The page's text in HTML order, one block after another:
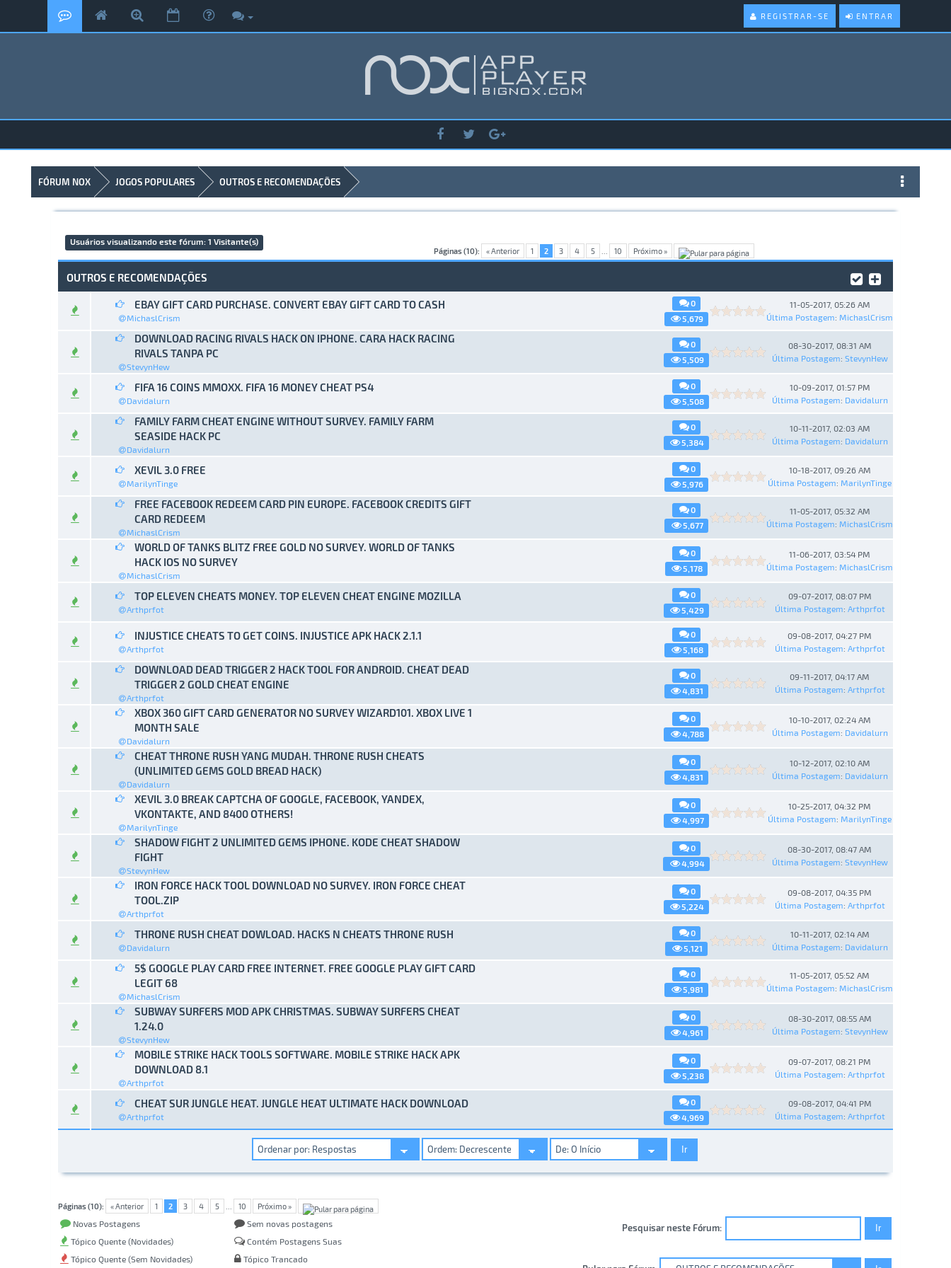
ENTRAR
REGISTRAR-SE
FÓRUM NOX JOGOS POPULARES OUTROS E RECOMENDAÇÕES
Usuários visualizando este fórum: 1 Visitante(s)
Páginas (10): « Anterior 1 2 3 4 5 10 Próximo »
OUTROS E RECOMENDAÇÕES
EBAY GIFT CARD PURCHASE. CONVERT EBAY GIFT CARD TO CASH
MichaslCrism
0
5,679
0 Voto(s) - 0 de 5 em média
1 2 345
11-05-2017, 05:26 AM
Última Postagem: MichaslCrism
DOWNLOAD RACING RIVALS HACK ON IPHONE. CARA HACK RACING
RIVALS TANPA PC
StevynHew
0
5,509
08-30-2017, 08:31 AM
Última Postagem: StevynHew
FIFA 16 COINS MMOXX. FIFA 16 MONEY CHEAT PS4
Davidalurn
0
5,508
0 Voto(s) - 0 de 5 em média
123
10-09-2017, 01:57 PM
Última Postagem: Davidalurn
FAMILY FARM CHEAT ENGINE WITHOUT SURVEY. FAMILY FARM
SEASIDE HACK PC
Davidalurn
0
5,384
10-11-2017, 02:03 AM
Última Postagem: Davidalurn
XEVIL 3.0 FREE
MarilynTinge
0
5,976
10-18-2017, 09:26 AM
Última Postagem: MarilynTinge
FREE FACEBOOK REDEEM CARD PIN EUROPE. FACEBOOK CREDITS GIFT
CARD REDEEM
MichaslCrism
0
5,677
11-05-2017, 05:32 AM
Última Postagem: MichaslCrism
WORLD OF TANKS BLITZ FREE GOLD NO SURVEY. WORLD OF TANKS
HACK IOS NO SURVEY
MichaslCrism
0
5,178
11-06-2017, 03:54 PM
Última Postagem: MichaslCrism
TOP ELEVEN CHEATS MONEY. TOP ELEVEN CHEAT ENGINE MOZILLA
Arthprfot
0
5,429
0 Voto(s) - 0 de 5 em média
1 23 45
09-07-2017, 08:07 PM
Última Postagem: Arthprfot
INJUSTICE CHEATS TO GET COINS. INJUSTICE APK HACK 2.1.1
Arthprfot
0
5,168
0 Voto(s) - 0 de 5 em média
1 23 45
09-08-2017, 04:27 PM
Última Postagem: Arthprfot
DOWNLOAD DEAD TRIGGER 2 HACK TOOL FOR ANDROID. CHEAT DEAD
TRIGGER 2 GOLD CHEAT ENGINE
Arthprfot
0
4,831
09-11-2017, 04:17 AM
Última Postagem: Arthprfot
XBOX 360 GIFT CARD GENERATOR NO SURVEY WIZARD101. XBOX LIVE 1
MONTH SALE
Davidalurn
0
4,788
10-10-2017, 02:24 AM
Última Postagem: Davidalurn
CHEAT THRONE RUSH YANG MUDAH. THRONE RUSH CHEATS
(UNLIMITED GEMS GOLD BREAD HACK)
Davidalurn
0
4,831
0 Voto(s) - 0 de 5 em média
10-12-2017, 02:10 AM
Última Postagem: Davidalurn
XEVIL 3.0 BREAK CAPTCHA OF GOOGLE, FACEBOOK, YANDEX,
VKONTAKTE, AND 8400 OTHERS!
MarilynTinge
0
4,997
10-25-2017, 04:32 PM
Última Postagem: MarilynTinge
SHADOW FIGHT 2 UNLIMITED GEMS IPHONE. KODE CHEAT SHADOW
FIGHT
StevynHew
0
4,994
08-30-2017, 08:47 AM
Última Postagem: StevynHew
IRON FORCE HACK TOOL DOWNLOAD NO SURVEY. IRON FORCE CHEAT
TOOL.ZIP
Arthprfot
0
5,224
09-08-2017, 04:35 PM
Última Postagem: Arthprfot
THRONE RUSH CHEAT DOWLOAD. HACKS N CHEATS THRONE RUSH
Davidalurn
0
5,121
0 Voto(s) - 0 de 5 em média
1 23 4 5
10-11-2017, 02:14 AM
Última Postagem: Davidalurn
5$ GOOGLE PLAY CARD FREE INTERNET. FREE GOOGLE PLAY GIFT CARD
LEGIT 68
MichaslCrism
0
5,981
11-05-2017, 05:52 AM
Última Postagem: MichaslCrism
SUBWAY SURFERS MOD APK CHRISTMAS. SUBWAY SURFERS CHEAT
1.24.0
StevynHew
0
4,961
08-30-2017, 08:55 AM
Última Postagem: StevynHew
MOBILE STRIKE HACK TOOLS SOFTWARE. MOBILE STRIKE HACK APK
DOWNLOAD 8.1
Arthprfot
0
5,238
09-07-2017, 08:21 PM
Última Postagem: Arthprfot
CHEAT SUR JUNGLE HEAT. JUNGLE HEAT ULTIMATE HACK DOWNLOAD
Arthprfot
0
4,969
0 Voto(s) - 0 de 5 em média
1 2 34 5
09-08-2017, 04:41 PM
Última Postagem: Arthprfot
Páginas (10): « Anterior 1 2 3 4 5 10 Próximo »
Novas Postagens
Tópico Quente (Novidades)
Tópico Quente (Sem Novidades)
Sem novas postagens
Contém Postagens Suas
Tópico Trancado
Pesquisar neste Fórum: